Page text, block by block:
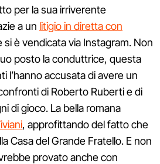
per la sua irriverente
a un litigio in diretta con
si è vendicata via Instagram. Non
posto la conduttrice, questa
l’hanno accusata di avere un
di Roberto Ruberti e di
di gioco. La bella romana
, approfittando del fatto che
Casa del Grande Fratello. E non
provato anche con